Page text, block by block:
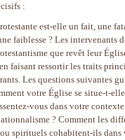
:
est-elle un fait, une
faiblesse ? Les intervenants
que revêt leur
faisant ressortir les traits
Les questions suivantes
votre Église se situe-t-
vous dans votre
? Comment les
spirituels cohabitent-ils dans